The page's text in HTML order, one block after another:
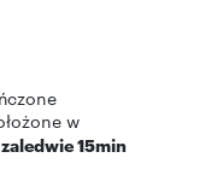
w
zaledwie 15min